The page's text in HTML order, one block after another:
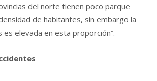
del norte tienen poco parque
de habitantes, sin embargo la
es elevada en esta proporción”.